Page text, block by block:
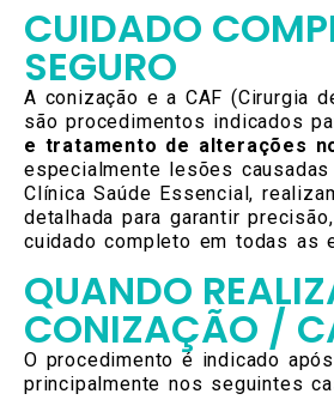
CUIDADO
SEGURO
A conização e a CAF (Cirurgia
são procedimentos indicados
e tratamento de alterações
especialmente lesões causadas
Clínica Saúde Essencial,
detalhada para garantir
cuidado completo em todas as
QUANDO
CONIZAÇÃO /
O procedimento é indicado
principalmente nos seguintes